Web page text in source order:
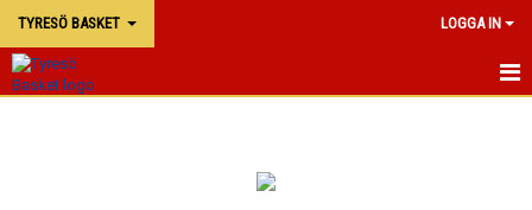
TYRESÖ BASKET LOGGA IN